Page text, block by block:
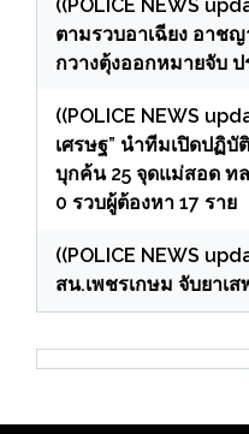
((POLICE NEWS
ตามรวบอาเฉียง อาช
กวางตุ้งออกหมายจับ
((POLICE NEWS
เศรษฐ” นำทีมเปิดปฏิบั
บุกค้น 25 จุดแม่สอด ท
0 รวบผู้ต้องหา 17 ราย
((POLICE NEWS
สน.เพชรเกษม จับยาเ